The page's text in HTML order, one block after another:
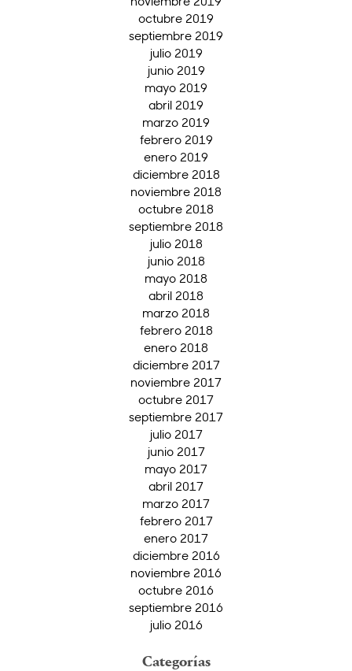
octubre 2019
septiembre 2019
julio 2019
junio 2019
mayo 2019
abril 2019
marzo 2019
febrero 2019
enero 2019
diciembre 2018
noviembre 2018
octubre 2018
septiembre 2018
julio 2018
junio 2018
mayo 2018
abril 2018
marzo 2018
febrero 2018
enero 2018
diciembre 2017
noviembre 2017
octubre 2017
septiembre 2017
julio 2017
junio 2017
mayo 2017
abril 2017
marzo 2017
febrero 2017
enero 2017
diciembre 2016
noviembre 2016
octubre 2016
septiembre 2016
julio 2016
Categorías